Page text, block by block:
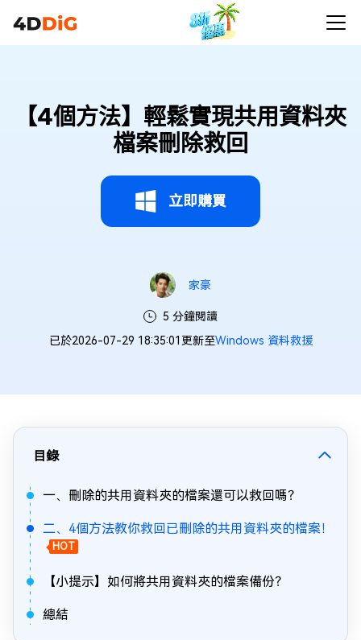
【4個方法】輕鬆實現共用資料夾
檔案刪除救回
立即購買
家豪
5 分鐘閱讀
已於2026-07-29 18:35:01更新至Windows 資料救援
目錄
一、刪除的共用資料夾的檔案還可以救回嗎？
二、4個方法教你救回已刪除的共用資料夾的檔案！
HOT
【小提示】如何將共用資料夾的檔案備份？
總結